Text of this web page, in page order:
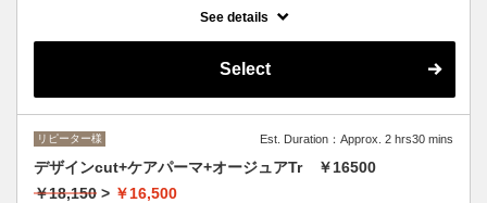
エルプリエご利用したことのあるお客様
●シャンプー/ブロー込み●クセ、骨格を見極めた似合わせカットと自然
See details
Select
リピーター様 Est. Duration：Approx. 2 hrs30 mins
デザインcut+ケアパーマ+オージュアTr ￥16500
￥18,150 > ￥16,500